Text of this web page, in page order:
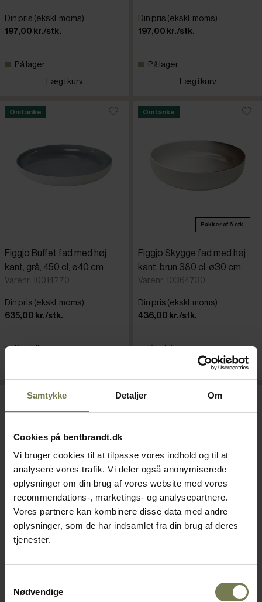
Samtykke Detaljer Om
Cookies på bentbrandt.dk
Vi bruger cookies til at tilpasse vores indhold og til at
analysere vores trafik. Vi deler også anonymiserede
oplysninger om din brug af vores website med vores
recommendations-, marketings- og analysepartnere.
Vores partnere kan kombinere disse data med andre
oplysninger, som de har indsamlet fra din brug af deres
tjenester.
Nødvendige
Din pris (ekskl. moms)
197,00 kr./stk.
På lager
Læg i kurv
Din pris (ekskl. moms)
197,00 kr./stk.
På lager
Læg i kurv
Omtanke
Figgjo Buffet fad med høj
kant, grå, 450 cl, ø40 cm
Varenr: 10014770
Din pris (ekskl. moms)
635,00 kr./stk.
Bestillingsvare
Omtanke
Pakker af 6 stk.
Figgjo Skygge fad med høj
kant, brun 380 cl, ø30 cm
Varenr: 10364730
Din pris (ekskl. moms)
436,00 kr./stk.
Bestillingsvare
Læg i kurv
Omtanke
Pakker af 6 stk.
Figgjo Skygge fad med høj
Varenr: 10364724
Din pris (ekskl. moms)
595,00 kr./stk.
Omtanke
Pakker af 6 stk.
Varenr: 10364722
Din pris (ekskl. moms)